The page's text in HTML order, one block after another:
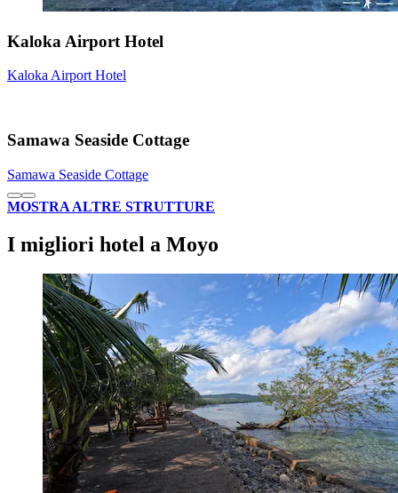
Kaloka Airport Hotel
Kaloka Airport Hotel
Samawa Seaside Cottage
Samawa Seaside Cottage
MOSTRA ALTRE STRUTTURE
I migliori hotel a Moyo